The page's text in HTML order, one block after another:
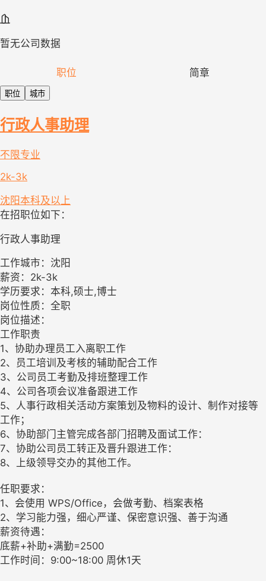
暂无公司数据
职位 简章
职位 城市
行政人事助理
不限专业
2k-3k
沈阳本科及以上
在招职位如下：
行政人事助理
工作城市：沈阳
薪资：2k-3k
学历要求：本科,硕士,博士
岗位性质：全职
岗位描述：
工作职责
1、协助办理员工入离职工作
2、员工培训及考核的辅助配合工作
3、公司员工考勤及排班整理工作
4、公司各项会议准备跟进工作
5、人事行政相关活动方案策划及物料的设计、制作对接等
工作；
6、协助部门主管完成各部门招聘及面试工作：
7、协助公司员工转正及晋升跟进工作：
8、上级领导交办的其他工作。
任职要求：
1、会使用 WPS/Office，会做考勤、档案表格
2、学习能力强，细心严谨、保密意识强、善于沟通
薪资待遇：
底薪+补助+满勤=2500
工作时间：9:00~18:00 周休1天